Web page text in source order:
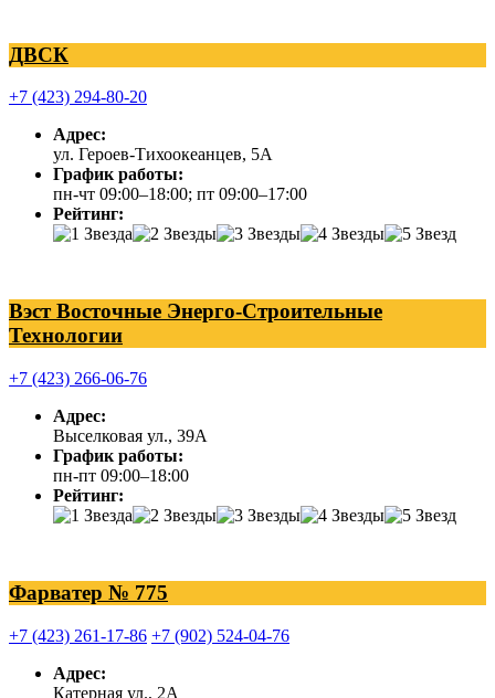
ДВСК
+7 (423) 294-80-20
Адрес:
ул. Героев-Тихоокеанцев, 5А
График работы:
пн-чт 09:00–18:00; пт 09:00–17:00
Рейтинг:
Вэст Восточные Энерго-Строительные
Технологии
+7 (423) 266-06-76
Адрес:
Выселковая ул., 39А
График работы:
пн-пт 09:00–18:00
Рейтинг:
Фарватер № 775
+7 (423) 261-17-86 +7 (902) 524-04-76
Адрес:
Катерная ул., 2А